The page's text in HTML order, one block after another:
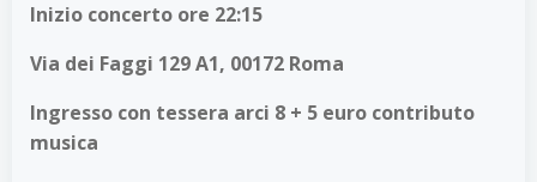
Inizio concerto ore 22:15
Via dei Faggi 129 A1, 00172 Roma
Ingresso con tessera arci 8 + 5 euro contributo
musica